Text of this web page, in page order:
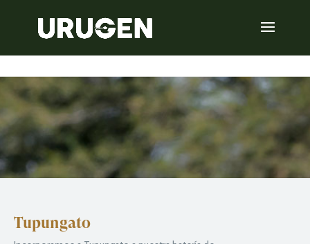
Tupungato